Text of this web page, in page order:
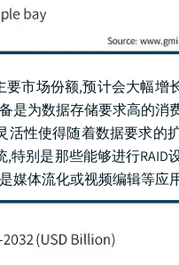
市场份额,预计会大幅增
是为数据存储要求高的消
性使得随着数据要求的
别是那些能够进行RAID
媒体流化或视频编辑等应